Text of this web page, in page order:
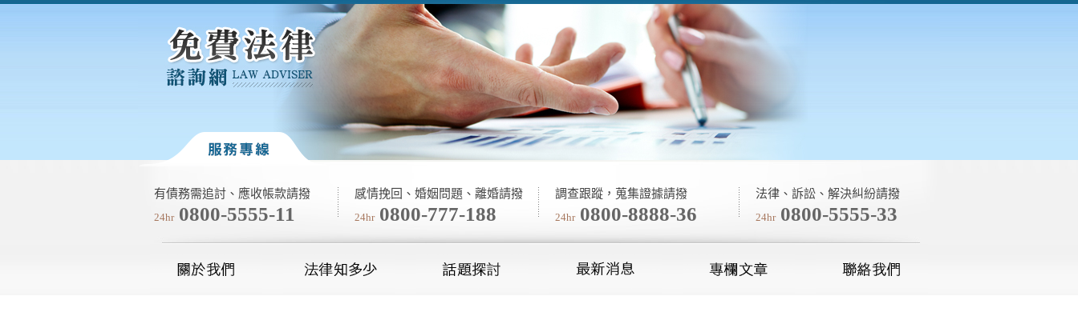
有債務需追討、應收帳款請撥
24hr 0800-5555-11
感情挽回、婚姻問題、離婚請撥
24hr 0800-777-188
調查跟蹤，蒐集證據請撥
24hr 0800-8888-36
法律、訴訟、解決糾紛請撥
24hr 0800-5555-33